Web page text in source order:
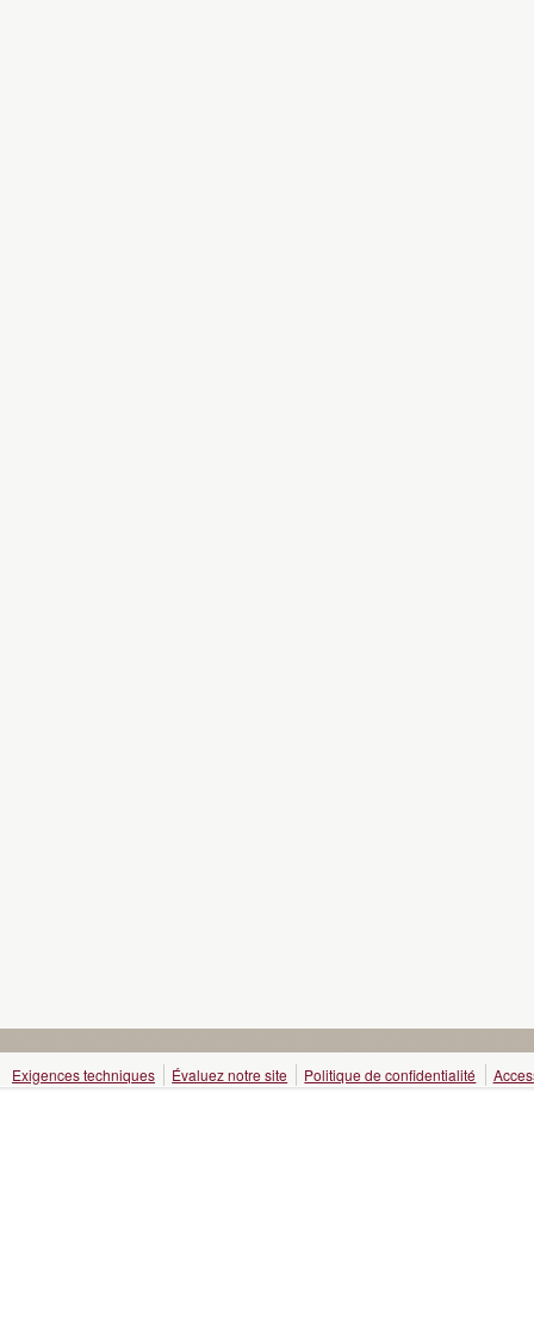
Exigences techniques Évaluez notre site Politique de confidentialité